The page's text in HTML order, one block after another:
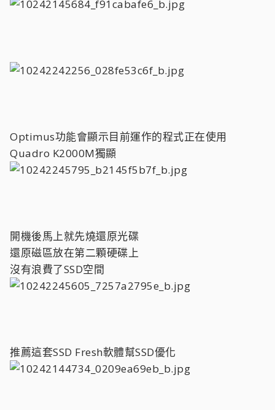
Optimus功能會顯示目前運作的程式正在使用
Quadro K2000M獨顯
開機後馬上就先燒還原光碟
還原磁區放在第二顆硬碟上
沒有浪費了SSD空間
推薦這套SSD Fresh軟體幫SSD優化